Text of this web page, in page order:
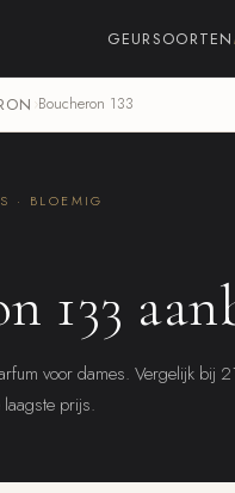
GEURSOORTEN
›Boucheron 133
· BLOEMIG
133
voor dames. Vergelijk bij
prijs.